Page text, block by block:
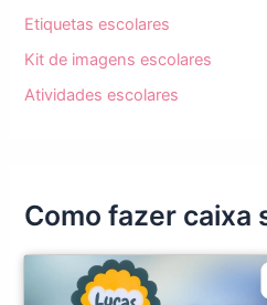
Etiquetas escolares
Kit de imagens escolares
Atividades escolares
Como fazer caixa